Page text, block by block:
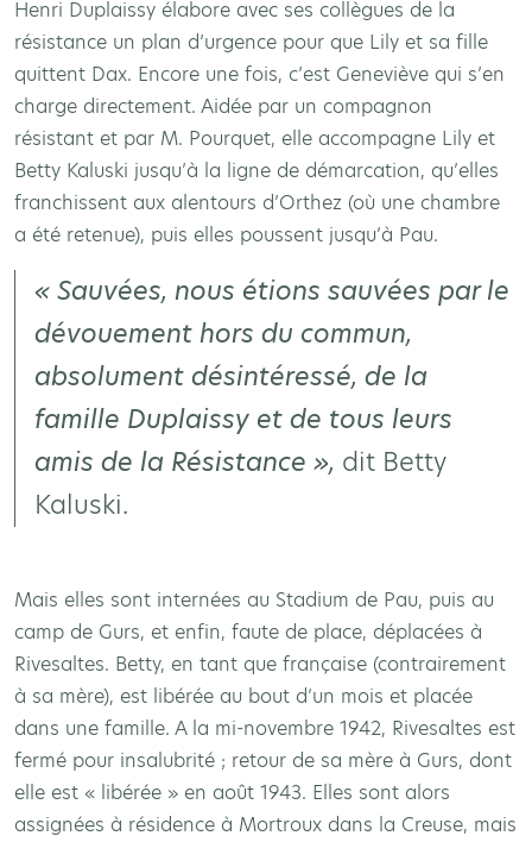
Henri Duplaissy élabore avec ses collègues de la
résistance un plan d’urgence pour que Lily et sa fille
quittent Dax. Encore une fois, c’est Geneviève qui s’en
charge directement. Aidée par un compagnon
résistant et par M. Pourquet, elle accompagne Lily et
Betty Kaluski jusqu’à la ligne de démarcation, qu’elles
franchissent aux alentours d’Orthez (où une chambre
a été retenue), puis elles poussent jusqu’à Pau.
« Sauvées, nous étions sauvées par le
dévouement hors du commun,
absolument désintéressé, de la
famille Duplaissy et de tous leurs
amis de la Résistance », dit Betty
Kaluski.
Mais elles sont internées au Stadium de Pau, puis au
camp de Gurs, et enfin, faute de place, déplacées à
Rivesaltes. Betty, en tant que française (contrairement
à sa mère), est libérée au bout d’un mois et placée
dans une famille. A la mi-novembre 1942, Rivesaltes est
fermé pour insalubrité ; retour de sa mère à Gurs, dont
elle est « libérée » en août 1943. Elles sont alors
assignées à résidence à Mortroux dans la Creuse, mais